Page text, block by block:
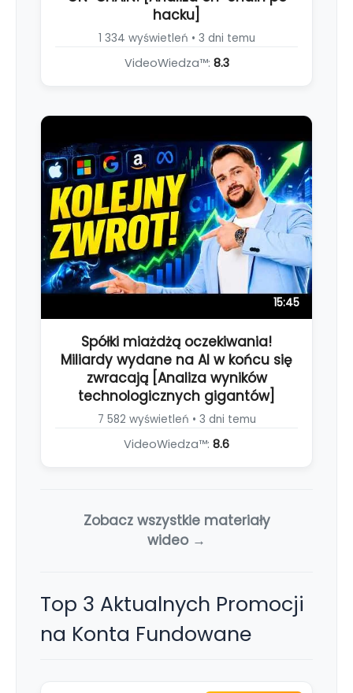
hacku]
1 334 wyświetleń • 3 dni temu
VideoWiedza™: 8.3
15:45
Spółki miażdżą oczekiwania!
Miliardy wydane na AI w końcu się
zwracają [Analiza wyników
technologicznych gigantów]
7 582 wyświetleń • 3 dni temu
VideoWiedza™: 8.6
Zobacz wszystkie materiały
wideo →
Top 3 Aktualnych Promocji
na Konta Fundowane